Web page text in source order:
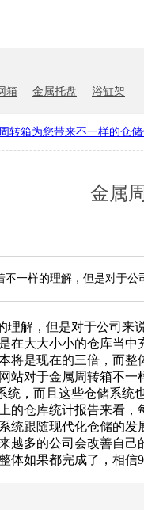
箱 金属托盘 浴缸架
转箱为您带来不一样的仓
金属
样的理解，但是对于公
，但是对于公司来说
是在大大小小的仓库当
将是现在的三倍，而
站对于金属周转箱不一样
，而且这些仓储系统也
市场上的仓库统计报告
统跟随现代化仓储的发
来越多的公司会改善自
整体如果都完成了